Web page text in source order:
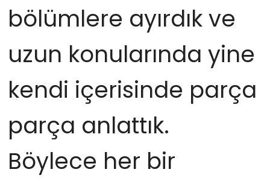
bölümlere ayırdık ve
uzun konularında yine
kendi içerisinde parça
parça anlattık.
Böylece her bir